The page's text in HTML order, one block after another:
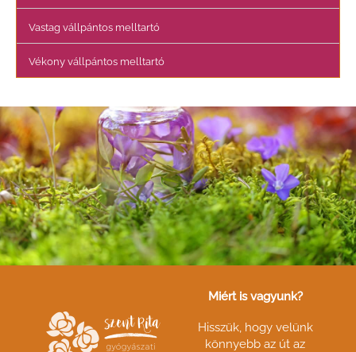
Vastag vállpántos melltartó
Vékony vállpántos melltartó
Miért is vagyunk?
Hisszük, hogy velünk
könnyebb az út az